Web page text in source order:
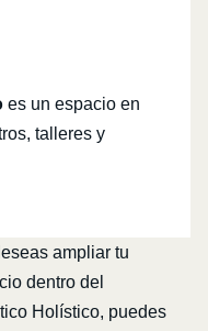
es un espacio en
talleres y
ampliar tu
dentro del
Holístico, puedes